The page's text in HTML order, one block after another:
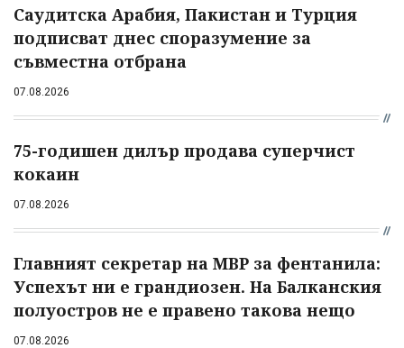
Саудитска Арабия, Пакистан и Турция
подписват днес споразумение за
съвместна отбрана
07.08.2026
75-годишен дилър продава суперчист
кокаин
07.08.2026
Главният секретар на МВР за фентанила:
Успехът ни е грандиозен. На Балканския
полуостров не е правено такова нещо
07.08.2026